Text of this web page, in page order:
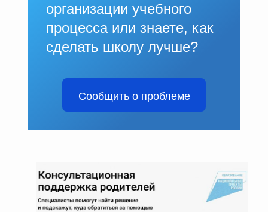
организации учебного
процесса или знаете, как
сделать школу лучше?
Сообщить о проблеме